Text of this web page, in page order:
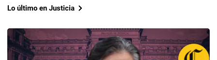
Lo último en Justicia